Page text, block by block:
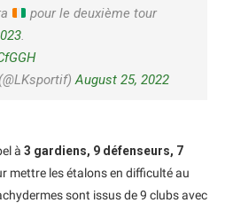
pour le deuxième tour
.
August 25, 2022
à 3 gardiens, 9 défenseurs, 7
mettre les étalons en difficulté au
sont issus de 9 clubs avec